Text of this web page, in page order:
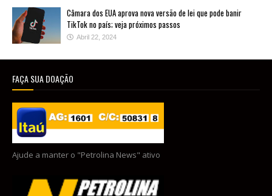
Câmara dos EUA aprova nova versão de lei que pode banir
TikTok no país; veja próximos passos
Abril 22, 2024
FAÇA SUA DOAÇÃO
Ajude a manter o "Petrolina News" ativo